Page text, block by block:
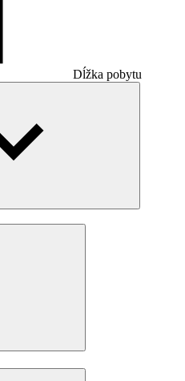
Dĺžka pobytu